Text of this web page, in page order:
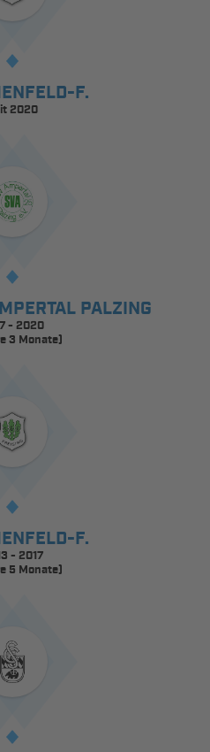
F.
2020
PALZING
- 2020
3 Monate)
F.
- 2017
5 Monate)